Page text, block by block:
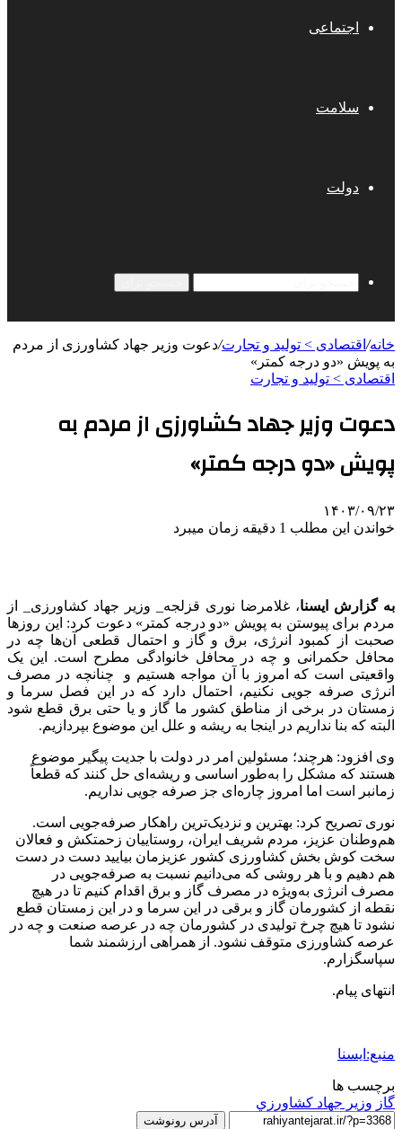
اجتماعی
سلامت
دولت
خانه/ اقتصادی > تولید و تجارت/دعوت وزیر جهاد کشاورزی از مردم
به پویش «دو درجه کمتر»
اقتصادی > تولید و تجارت
دعوت وزیر جهاد کشاورزی از مردم به
پویش «دو درجه کمتر»
۱۴۰۳/۰۹/۲۳
خواندن این مطلب 1 دقیقه زمان میبرد
به گزارش ایسنا، غلامرضا نوری قزلجه_ وزیر جهاد کشاورزی_ از
مردم برای پیوستن به پویش «دو درجه کمتر» دعوت کرد: این روزها
صحبت از کمبود انرژی، برق و گاز و احتمال قطعی آن‌ها چه در
محافل حکمرانی و چه در محافل خانوادگی مطرح است. این یک
واقعیتی است که امروز با آن مواجه هستیم و چنانچه در مصرف
انرژی صرفه جویی نکنیم، احتمال دارد که در این فصل سرما و
زمستان در برخی از مناطق کشور ما گاز و یا حتی برق قطع شود
البته که بنا نداریم در اینجا به ریشه و علل این موضوع بپردازیم.
وی افزود: هرچند؛ مسئولین امر در دولت با جدیت پیگیر موضوع
هستند که مشکل را به‌طور اساسی و ریشه‌ای حل کنند که قطعاً
زمانبر است اما امروز چاره‌ای جز صرفه جویی نداریم.
نوری تصریح کرد: بهترین و نزدیک‌ترین راهکار صرفه‌جویی است.
هم‌وطنان عزیز، مردم شریف ایران، روستاییان زحمتکش و فعالان
سخت کوش بخش کشاورزی کشور عزیزمان بیایید دست در دست
هم دهیم و با هر روشی که می‌دانیم نسبت به صرفه‌جویی در
مصرف انرژی به‌ویژه در مصرف گاز و برق اقدام کنیم تا در هیچ
نقطه از کشورمان گاز و برقی در این سرما و در این زمستان قطع
نشود تا هیچ چرخ تولیدی در کشورمان چه در عرصه صنعت و چه در
عرصه کشاورزی متوقف نشود. از همراهی ارزشمند شما
سپاسگزارم.
انتهای پیام.
منبع:ایسنا
برچسب ها
گاز وزير جهاد کشاورزي
آدرس رونوشت